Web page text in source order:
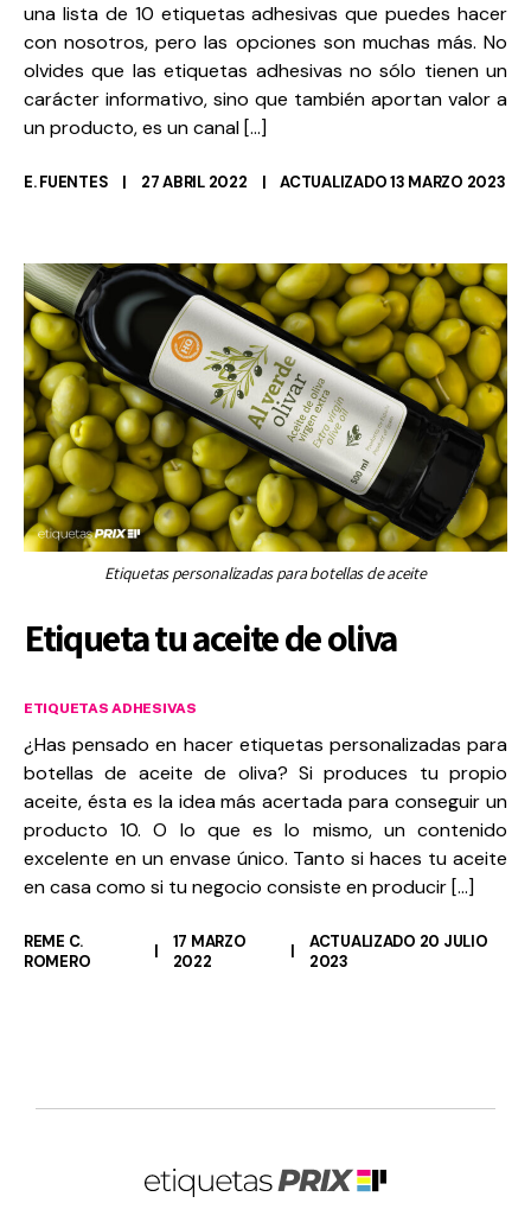
una lista de 10 etiquetas adhesivas que puedes hacer
con nosotros, pero las opciones son muchas más. No
olvides que las etiquetas adhesivas no sólo tienen un
carácter informativo, sino que también aportan valor a
un producto, es un canal […]
E. FUENTES 27 ABRIL 2022 ACTUALIZADO 13 MARZO 2023
Etiquetas personalizadas para botellas de aceite
Etiqueta tu aceite de oliva
ETIQUETAS ADHESIVAS
¿Has pensado en hacer etiquetas personalizadas para
botellas de aceite de oliva? Si produces tu propio
aceite, ésta es la idea más acertada para conseguir un
producto 10. O lo que es lo mismo, un contenido
excelente en un envase único. Tanto si haces tu aceite
en casa como si tu negocio consiste en producir […]
REME C.
ROMERO
17 MARZO
2022
ACTUALIZADO 20 JULIO
2023